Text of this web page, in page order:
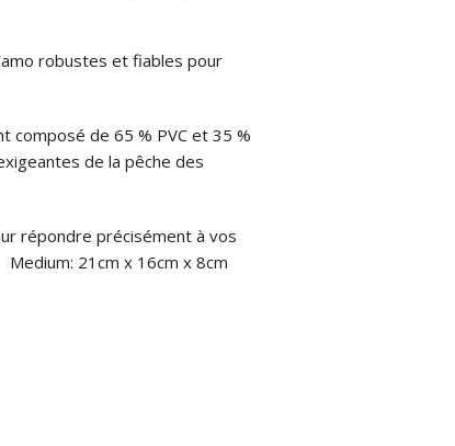
robustes et fiables pour
composé de 65 % PVC et 35 %
de la pêche des
répondre précisément à vos
Medium: 21cm x 16cm x 8cm